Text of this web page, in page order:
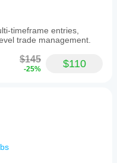
timeframe entries,
trade management.
$145
-25% $110